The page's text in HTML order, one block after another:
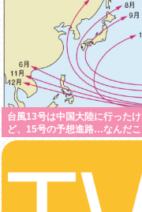
台風13号は中国大陸に行ったけ
ど、15号の予想進路…なんだこ
れ？ [8/8]